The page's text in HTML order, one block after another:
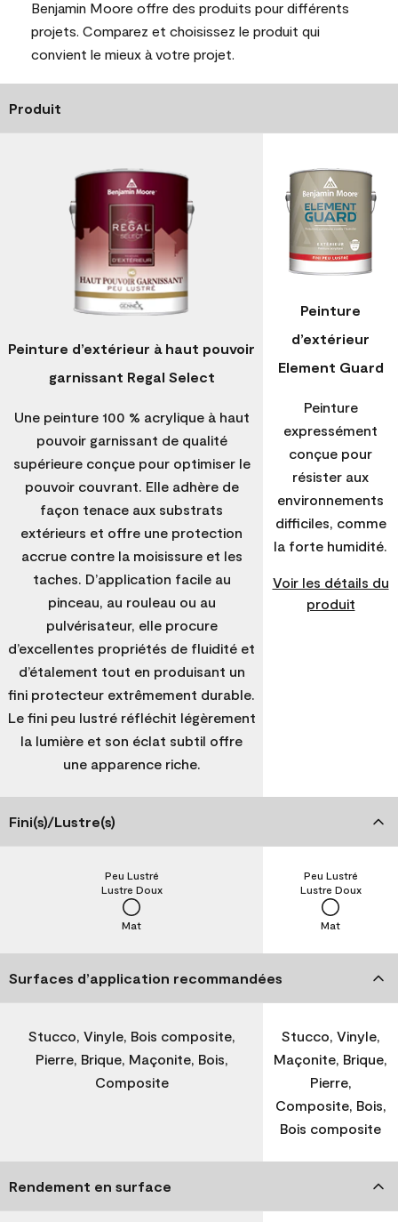
Benjamin Moore offre des produits pour différents
projets. Comparez et choisissez le produit qui
convient le mieux à votre projet.
Produit
Peinture d’extérieur à haut pouvoir
garnissant Regal Select
Une peinture 100 % acrylique à haut
pouvoir garnissant de qualité
supérieure conçue pour optimiser le
pouvoir couvrant. Elle adhère de
façon tenace aux substrats
extérieurs et offre une protection
accrue contre la moisissure et les
taches. D’application facile au
pinceau, au rouleau ou au
pulvérisateur, elle procure
d’excellentes propriétés de fluidité et
d’étalement tout en produisant un
fini protecteur extrêmement durable.
Le fini peu lustré réfléchit légèrement
la lumière et son éclat subtil offre
une apparence riche.
Peinture
d’extérieur
Element Guard
Peinture
expressément
conçue pour
résister aux
environnements
difficiles, comme
la forte humidité.
Voir les détails du
produit
Fini(s)/Lustre(s)
Mat
Lustre Doux
Peu Lustré
Mat
Lustre Doux
Peu Lustré
Surfaces d’application recommandées
Stucco, Vinyle, Bois composite,
Pierre, Brique, Maçonite, Bois,
Composite
Stucco, Vinyle,
Maçonite, Brique,
Pierre,
Composite, Bois,
Bois composite
Rendement en surface